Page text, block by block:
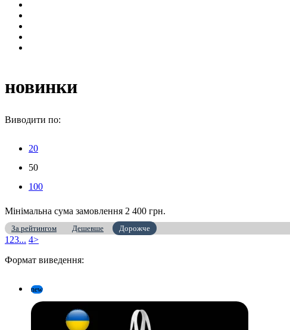
новинки
Виводити по:
20
50
100
Мінімальна сума замовлення 2 400 грн.
За рейтингом Дешевше Дорожче
1 23... 4>
Формат виведення:
new